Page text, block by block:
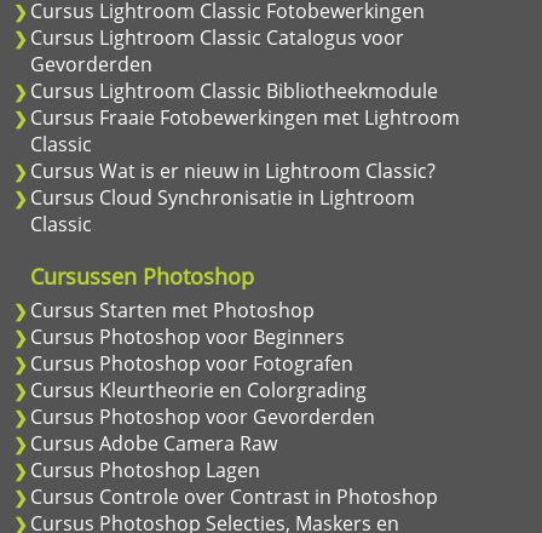
Cursus Lightroom Classic Fotobewerkingen
Cursus Lightroom Classic Catalogus voor
Gevorderden
Cursus Lightroom Classic Bibliotheekmodule
Cursus Fraaie Fotobewerkingen met Lightroom
Classic
Cursus Wat is er nieuw in Lightroom Classic?
Cursus Cloud Synchronisatie in Lightroom
Classic
Cursussen Photoshop
Cursus Starten met Photoshop
Cursus Photoshop voor Beginners
Cursus Photoshop voor Fotografen
Cursus Kleurtheorie en Colorgrading
Cursus Photoshop voor Gevorderden
Cursus Adobe Camera Raw
Cursus Photoshop Lagen
Cursus Controle over Contrast in Photoshop
Cursus Photoshop Selecties, Maskers en